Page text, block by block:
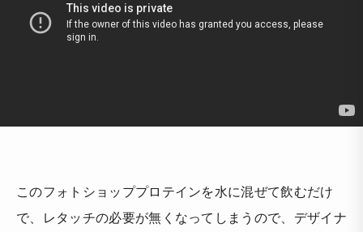
このフォトショッププロテインを水に混ぜて飲むだけ
で、レタッチの必要が無くなってしまうので、デザイナ